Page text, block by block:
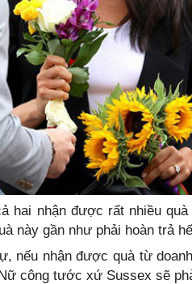
hai nhận được rất nhiều
này gần như phải hoàn trả
nếu nhận được quà từ
công tước xứ Sussex sẽ